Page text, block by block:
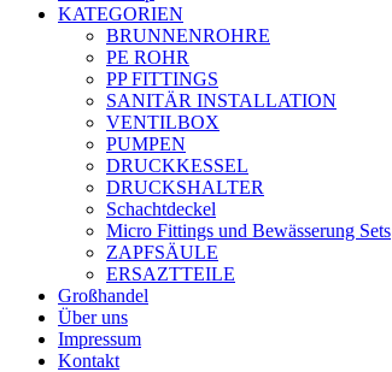
KATEGORIEN
BRUNNENROHRE
PE ROHR
PP FITTINGS
SANITÄR INSTALLATION
VENTILBOX
PUMPEN
DRUCKKESSEL
DRUCKSHALTER
Schachtdeckel
Micro Fittings und Bewässerung Sets
ZAPFSÄULE
ERSAZTTEILE
Großhandel
Über uns
Impressum
Kontakt